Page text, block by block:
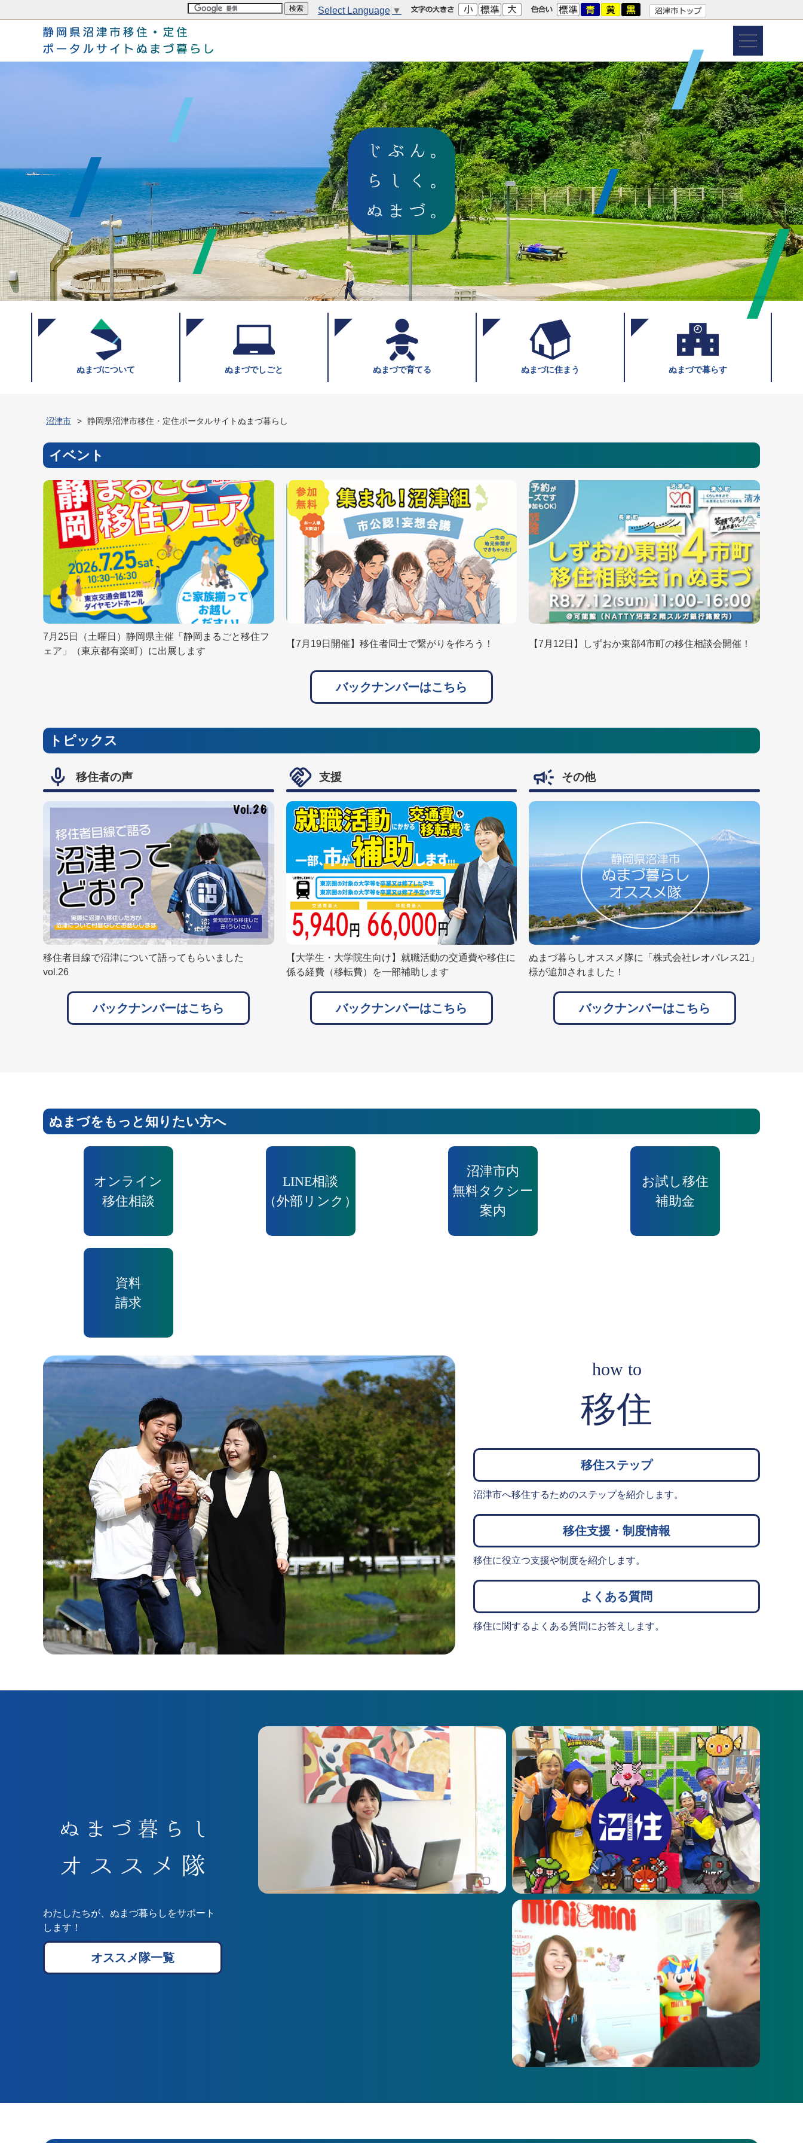
Select Language ▼
ぬまづについて ぬまづでしごと ぬまづで育てる ぬまづに住まう ぬまづで暮らす
沼津市 静岡県沼津市移住・定住ポータルサイトぬまづ暮らし
イベント
7月25日（土曜日）静岡県主催「静岡まるごと移住フ
ェア」（東京都有楽町）に出展します
【7月19日開催】移住者同士で繋がりを作ろう！ 【7月12日】しずおか東部4市町の移住相談会開催！
バックナンバーはこちら
トピックス
移住者の声
移住者目線で沼津について語ってもらいました
vol.26
バックナンバーはこちら
支援
【大学生・大学院生向け】就職活動の交通費や移住に
係る経費（移転費）を一部補助します
バックナンバーはこちら
その他
ぬまづ暮らしオススメ隊に「株式会社レオパレス21」
様が追加されました！
バックナンバーはこちら
ぬまづをもっと知りたい方へ
オンライン
移住相談
LINE相談
（外部リンク）
沼津市内
無料タクシー
案内
お試し移住
補助金
資料
請求
how to
移住
移住ステップ
沼津市へ移住するためのステップを紹介します。
移住支援・制度情報
移住に役立つ支援や制度を紹介します。
よくある質問
移住に関するよくある質問にお答えします。
わたしたちが、ぬまづ暮らしをサポート
します！
オススメ隊一覧